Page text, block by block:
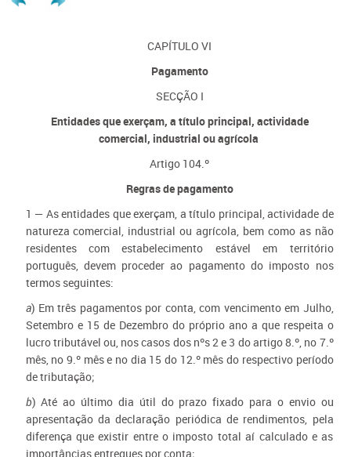
CAPÍTULO VI
Pagamento
SECÇÃO I
Entidades que exerçam, a título principal, actividade
comercial, industrial ou agrícola
Artigo 104.º
Regras de pagamento
1 — As entidades que exerçam, a título principal, actividade de
natureza comercial, industrial ou agrícola, bem como as não
residentes com estabelecimento estável em território
português, devem proceder ao pagamento do imposto nos
termos seguintes:
a) Em três pagamentos por conta, com vencimento em Julho,
Setembro e 15 de Dezembro do próprio ano a que respeita o
lucro tributável ou, nos casos dos nºs 2 e 3 do artigo 8.º, no 7.º
mês, no 9.º mês e no dia 15 do 12.º mês do respectivo período
de tributação;
b) Até ao último dia útil do prazo fixado para o envio ou
apresentação da declaração periódica de rendimentos, pela
diferença que existir entre o imposto total aí calculado e as
importâncias entregues por conta;